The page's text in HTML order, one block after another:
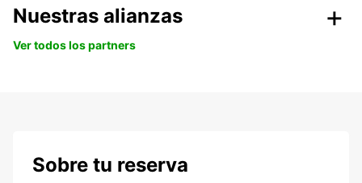
Nuestras alianzas
Ver todos los partners
Sobre tu reserva